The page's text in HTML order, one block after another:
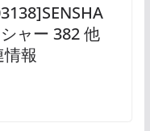
ャー 382 他
報